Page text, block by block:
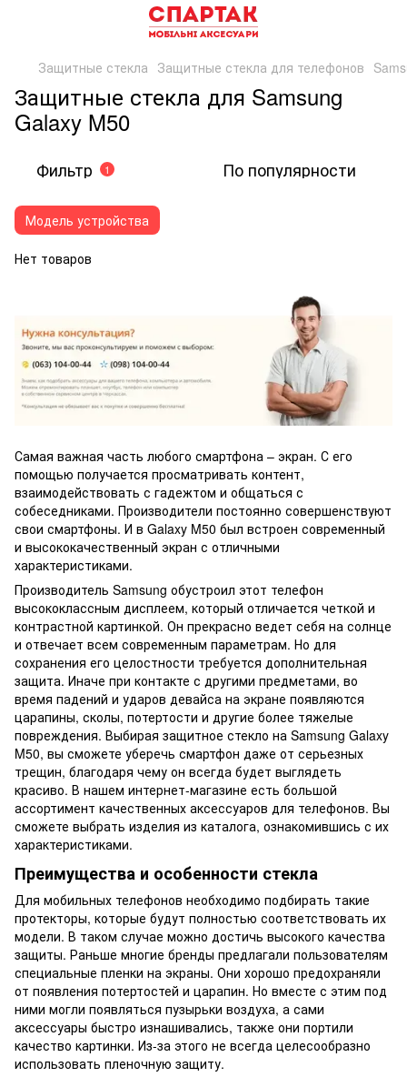
Защитные стекла Защитные стекла для телефонов
Защитные стекла для Samsung
Galaxy M50
Фильтр 1 По популярности
Модель устройства
Нет товаров
Самая важная часть любого смартфона – экран. С его
помощью получается просматривать контент,
взаимодействовать с гадежтом и общаться с
собеседниками. Производители постоянно совершенствуют
свои смартфоны. И в Galaxy M50 был встроен современный
и высококачественный экран с отличными
характеристиками.
Производитель Samsung обустроил этот телефон
высококлассным дисплеем, который отличается четкой и
контрастной картинкой. Он прекрасно ведет себя на солнце
и отвечает всем современным параметрам. Но для
сохранения его целостности требуется дополнительная
защита. Иначе при контакте с другими предметами, во
время падений и ударов девайса на экране появляются
царапины, сколы, потертости и другие более тяжелые
повреждения. Выбирая защитное стекло на Samsung Galaxy
M50, вы сможете уберечь смартфон даже от серьезных
трещин, благодаря чему он всегда будет выглядеть
красиво. В нашем интернет-магазине есть большой
ассортимент качественных аксессуаров для телефонов. Вы
сможете выбрать изделия из каталога, ознакомившись с их
характеристиками.
Преимущества и особенности стекла
Для мобильных телефонов необходимо подбирать такие
протекторы, которые будут полностью соответствовать их
модели. В таком случае можно достичь высокого качества
защиты. Раньше многие бренды предлагали пользователям
специальные пленки на экраны. Они хорошо предохраняли
от появления потертостей и царапин. Но вместе с этим под
ними могли появляться пузырьки воздуха, а сами
аксессуары быстро изнашивались, также они портили
качество картинки. Из-за этого не всегда целесообразно
использовать пленочную защиту.